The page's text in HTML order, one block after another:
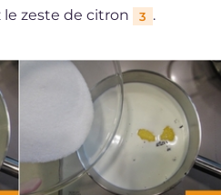
le zeste de citron 3 .